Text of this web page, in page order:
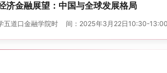
五十人论坛闭门研讨会 2025经济金融展望：中国与全球发展格局
五道口金融学院 时 间：2025年3月22日10:30-